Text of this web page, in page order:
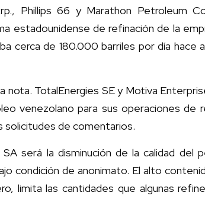
Phillips 66 y Marathon Petroleum
estadounidense de refinación de la
cerca de 180.000 barriles por día hace
TotalEnergies SE y Motiva
venezolano para sus operaciones de
solicitudes de comentarios.
será la disminución de la calidad del
condición de anonimato. El alto
limita las cantidades que algunas